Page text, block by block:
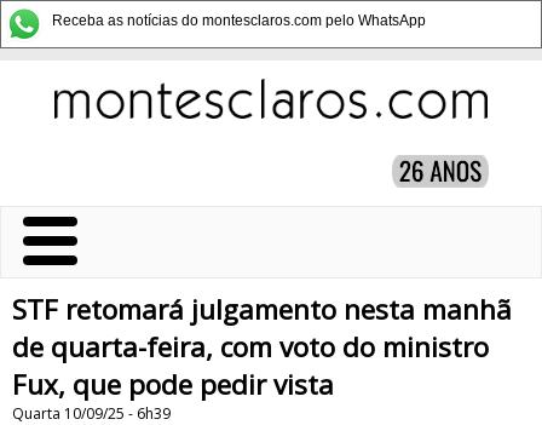
Receba as notícias do montesclaros.com pelo WhatsApp
STF retomará julgamento nesta manhã
de quarta-feira, com voto do ministro
Fux, que pode pedir vista
Quarta 10/09/25 - 6h39